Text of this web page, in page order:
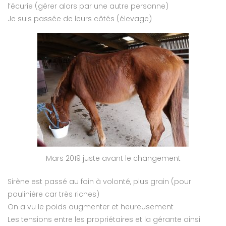
l’écurie (gérer alors par une autre personne)
Je suis passée de leurs côtés (élevage)
Mars 2019 juste avant le changement
Sirène est passé au foin à volonté, plus grain (pour
poulinière car très riches)
On a vu le poids augmenter et heureusement
Les tensions entre les propriétaires et la gérante ainsi